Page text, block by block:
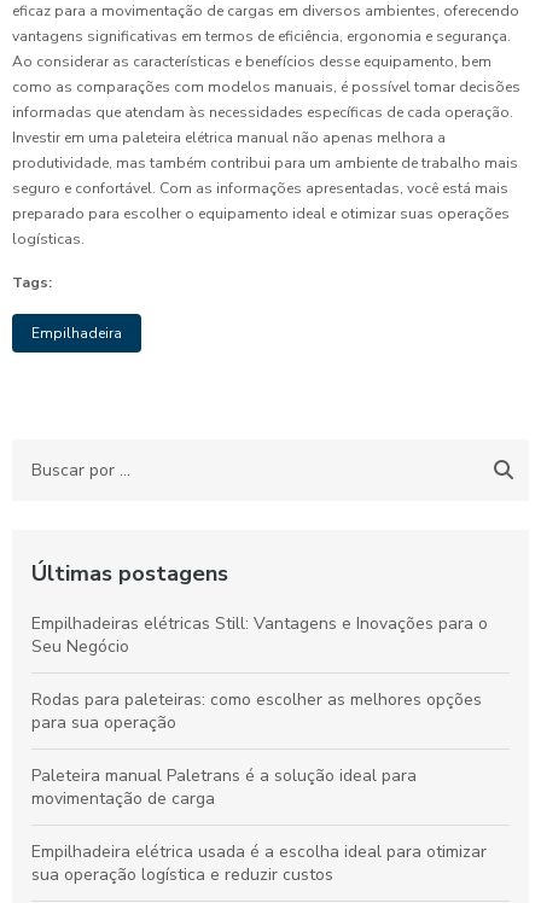
eficaz para a movimentação de cargas em diversos ambientes, oferecendo
vantagens significativas em termos de eficiência, ergonomia e segurança.
Ao considerar as características e benefícios desse equipamento, bem
como as comparações com modelos manuais, é possível tomar decisões
informadas que atendam às necessidades específicas de cada operação.
Investir em uma paleteira elétrica manual não apenas melhora a
produtividade, mas também contribui para um ambiente de trabalho mais
seguro e confortável. Com as informações apresentadas, você está mais
preparado para escolher o equipamento ideal e otimizar suas operações
logísticas.
Tags:
Empilhadeira
Últimas postagens
Empilhadeiras elétricas Still: Vantagens e Inovações para o
Seu Negócio
Rodas para paleteiras: como escolher as melhores opções
para sua operação
Paleteira manual Paletrans é a solução ideal para
movimentação de carga
Empilhadeira elétrica usada é a escolha ideal para otimizar
sua operação logística e reduzir custos